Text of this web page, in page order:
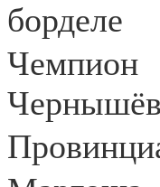
борделе
Чемпион